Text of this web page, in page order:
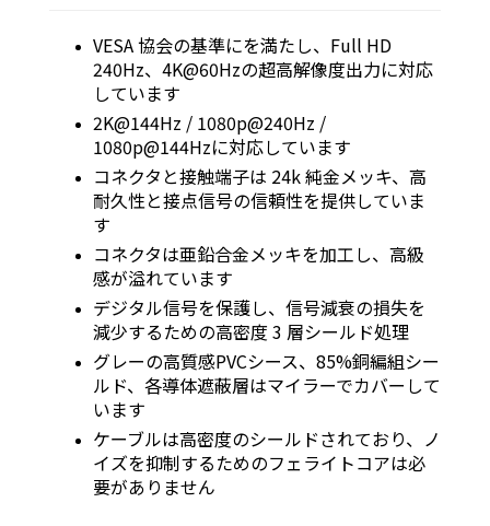
VESA 協会の基準にを満たし、Full HD
240Hz、4K@60Hzの超高解像度出力に対応
しています
2K@144Hz / 1080p@240Hz /
1080p@144Hzに対応しています
コネクタと接触端子は 24k 純金メッキ、高
耐久性と接点信号の信頼性を提供していま
す
コネクタは亜鉛合金メッキを加工し、高級
感が溢れています
デジタル信号を保護し、信号減衰の損失を
減少するための高密度 3 層シールド処理
グレーの高質感PVCシース、85%銅編組シー
ルド、各導体遮蔽層はマイラーでカバーして
います
ケーブルは高密度のシールドされており、ノ
イズを抑制するためのフェライトコアは必
要がありません